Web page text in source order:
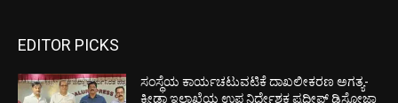
EDITOR PICKS
ಸಂಸ್ಥೆಯ ಕಾರ್ಯಚಟುವಟಿಕೆ ದಾಖಲೀಕರಣ ಅಗತ್ಯ-
ಕ್ರೀಡಾ ಇಲಾಖೆಯ ಉಪ ನಿರ್ದೇಶಕ ಪ್ರದೀಪ್ ಡಿಸೋಜಾ